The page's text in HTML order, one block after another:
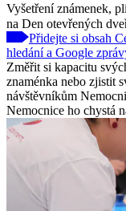
Vyšetření známenek,
na Den otevřených
Přidejte si obsah
hledání a Google
Změřit si kapacitu
znaménka nebo zjistit
návštěvníkům
Nemocnice ho chystá